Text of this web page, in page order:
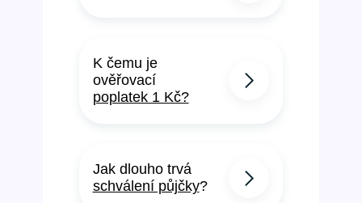
K čemu je
ověřovací
poplatek 1 Kč?
Jak dlouho trvá
schválení půjčky?